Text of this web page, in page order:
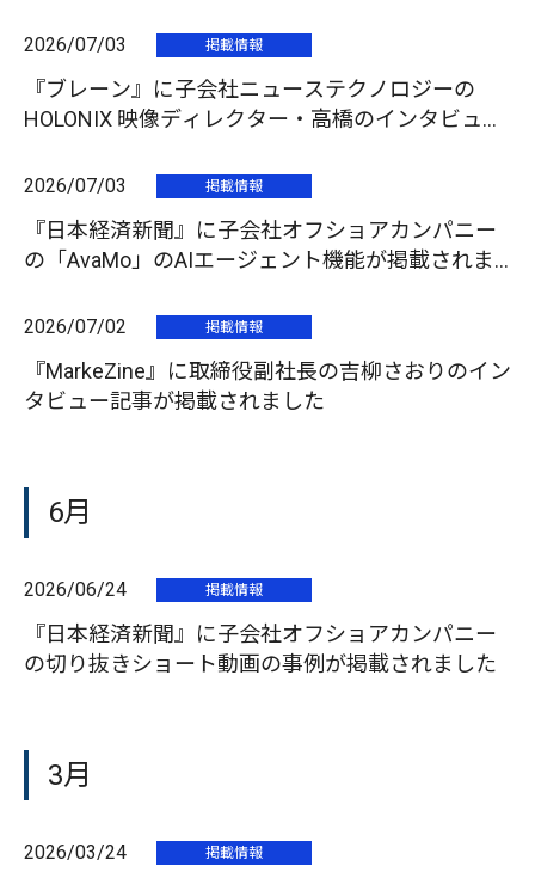
2026/07/03 掲載情報
『ブレーン』に子会社ニューステクノロジーの
HOLONIX 映像ディレクター・高橋のインタビュー
2026/07/03 掲載情報
『日本経済新聞』に子会社オフショアカンパニー
の「AvaMo」のAIエージェント機能が掲載されま
2026/07/02 掲載情報
『MarkeZine』に取締役副社長の吉柳さおりのイン
タビュー記事が掲載されました
6月
2026/06/24 掲載情報
『日本経済新聞』に子会社オフショアカンパニー
の切り抜きショート動画の事例が掲載されました
3月
2026/03/24 掲載情報